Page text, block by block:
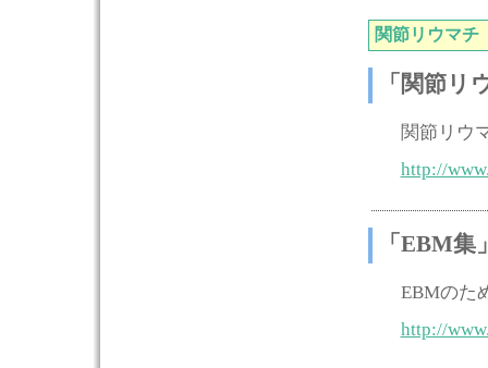
関節リウマチ
「関節
関節リウ
http://
「EBM
EBMのた
http://